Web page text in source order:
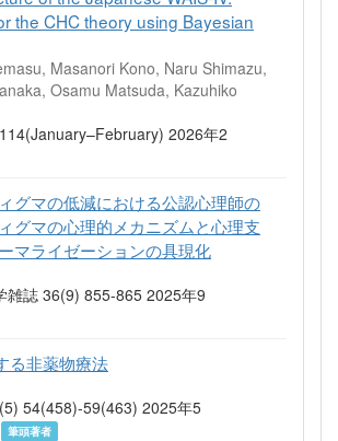
the CHC theory using Bayesian
Masanori Kono, Naru Shimazu,
Osamu Matsuda, Kazuhiko
2026年2
グマの低減における公認心理師の
グマの心理的メカニズムと心理支
マライゼーションの具現化
雑誌 36(9) 855-865 2025年9
る非薬物療法
54(458)-59(463) 2025年5
筆頭著者